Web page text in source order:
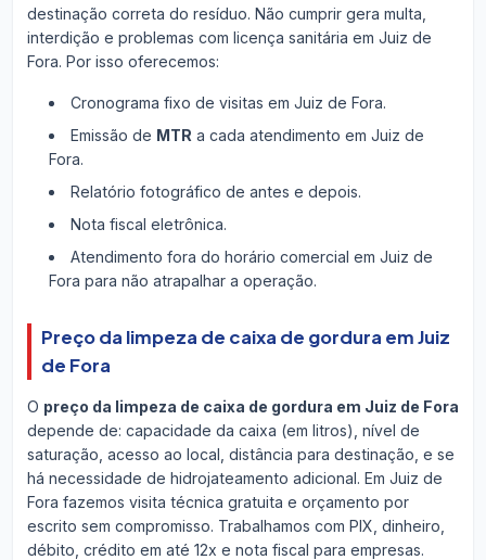
destinação correta do resíduo. Não cumprir gera multa,
interdição e problemas com licença sanitária em Juiz de
Fora. Por isso oferecemos:
Cronograma fixo de visitas em Juiz de Fora.
Emissão de MTR a cada atendimento em Juiz de
Fora.
Relatório fotográfico de antes e depois.
Nota fiscal eletrônica.
Atendimento fora do horário comercial em Juiz de
Fora para não atrapalhar a operação.
Preço da limpeza de caixa de gordura em Juiz
de Fora
O preço da limpeza de caixa de gordura em Juiz de Fora
depende de: capacidade da caixa (em litros), nível de
saturação, acesso ao local, distância para destinação, e se
há necessidade de hidrojateamento adicional. Em Juiz de
Fora fazemos visita técnica gratuita e orçamento por
escrito sem compromisso. Trabalhamos com PIX, dinheiro,
débito, crédito em até 12x e nota fiscal para empresas.